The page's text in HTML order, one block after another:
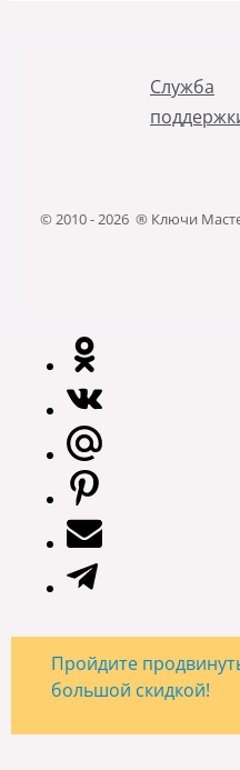
Служба
© 2010 - 2026 ® Ключи
Пройдите
большой скидкой!